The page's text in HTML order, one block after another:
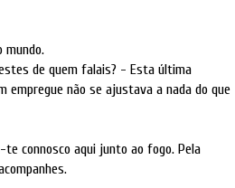
mundo.
de quem falais? - Esta última
não se ajustava a nada do que
connosco aqui junto ao fogo. Pela